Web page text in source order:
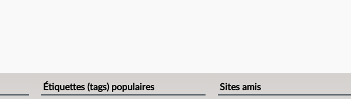
Étiquettes (tags) populaires Sites amis